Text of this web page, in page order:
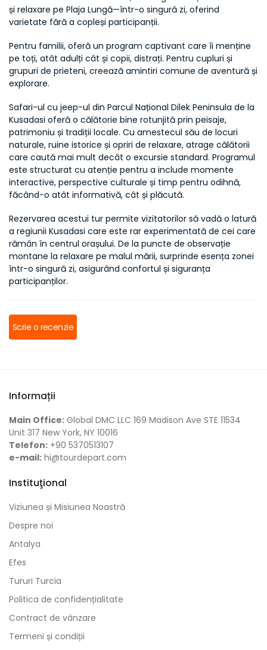
și relaxare pe Plaja Lungă—într-o singură zi, oferind
varietate fără a copleși participanții.
Pentru familii, oferă un program captivant care îi menține
pe toți, atât adulți cât și copii, distrați. Pentru cupluri și
grupuri de prieteni, creează amintiri comune de aventură și
explorare.
Safari-ul cu jeep-ul din Parcul Național Dilek Peninsula de la
Kusadasi oferă o călătorie bine rotunjită prin peisaje,
patrimoniu și tradiții locale. Cu amestecul său de locuri
naturale, ruine istorice și opriri de relaxare, atrage călătorii
care caută mai mult decât o excursie standard. Programul
este structurat cu atenție pentru a include momente
interactive, perspective culturale și timp pentru odihnă,
făcând-o atât informativă, cât și plăcută.
Rezervarea acestui tur permite vizitatorilor să vadă o latură
a regiunii Kusadasi care este rar experimentată de cei care
rămân în centrul orașului. De la puncte de observație
montane la relaxare pe malul mării, surprinde esența zonei
într-o singură zi, asigurând confortul și siguranța
participanților.
Scrie o recenzie
Informații
Main Office: Global DMC LLC 169 Madison Ave STE 11534
Unit 317 New York, NY 10016
Telefon: +90 5370513107
e-mail: hi@tourdepart.com
Instituţional
Viziunea și Misiunea Noastră
Despre noi
Antalya
Efes
Tururi Turcia
Politica de confidențialitate
Contract de vânzare
Termeni și condiții